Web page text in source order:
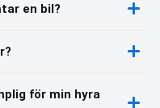
en bil?
för min hyra